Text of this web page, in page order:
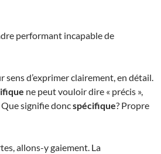
performant incapable de
sens d’exprimer clairement, en détail.
ne peut vouloir dire « précis »,
Que signifie doncspécifique? Propre
allons-y gaiement. La